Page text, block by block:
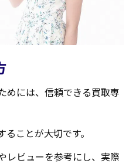
めには、信頼できる買取専
ことが大切です。
レビューを参考にし、実際